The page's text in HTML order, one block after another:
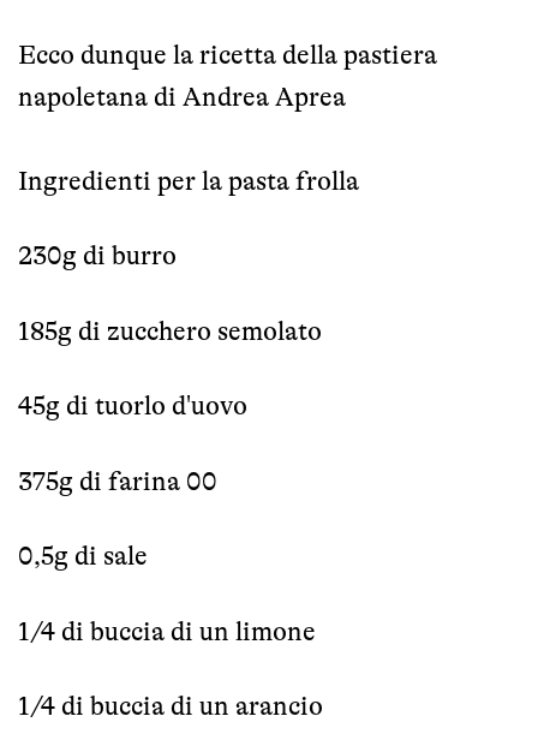
Ecco dunque la ricetta della pastiera
napoletana di Andrea Aprea
Ingredienti per la pasta frolla
230g di burro
185g di zucchero semolato
45g di tuorlo d'uovo
375g di farina 00
0,5g di sale
1/4 di buccia di un limone
1/4 di buccia di un arancio